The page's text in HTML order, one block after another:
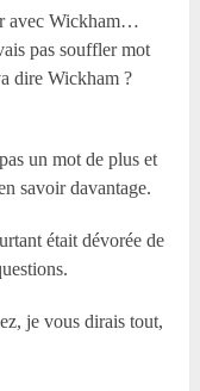
avec Wickham…
pas souffler mot
dire Wickham ?
un mot de plus et
savoir davantage.
était dévorée de
je vous dirais tout,